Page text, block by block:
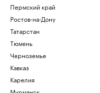
Пермский край
Ростов-на-Дону
Татарстан
Тюмень
Черноземье
Кавказ
Карелия